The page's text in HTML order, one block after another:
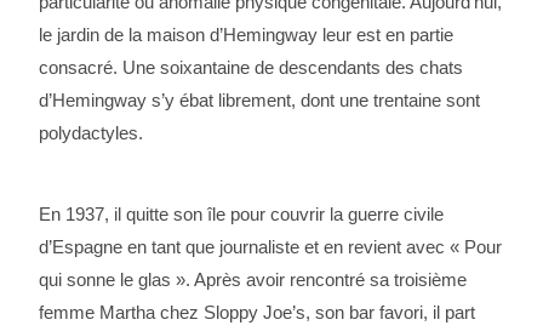
le jardin de la maison d’Hemingway leur est en partie
consacré. Une soixantaine de descendants des chats
d’Hemingway s’y ébat librement, dont une trentaine sont
polydactyles.
En 1937, il quitte son île pour couvrir la guerre civile
d’Espagne en tant que journaliste et en revient avec « Pour
qui sonne le glas ». Après avoir rencontré sa troisième
femme Martha chez Sloppy Joe’s, son bar favori, il part